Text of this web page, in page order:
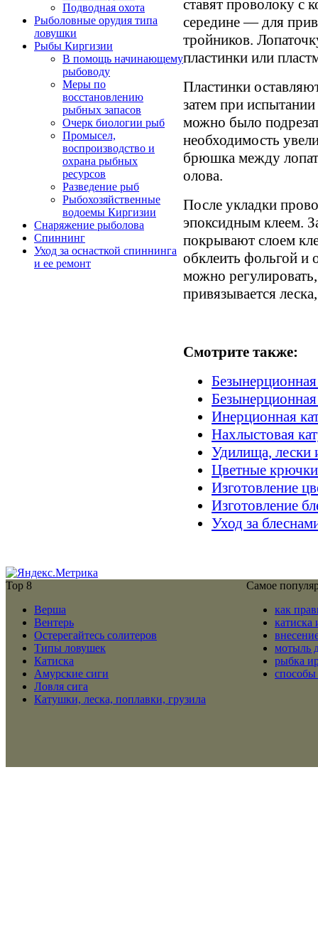
Подводная охота
Рыболовные орудия типа
ловушки
Рыбы Киргизии
В помощь начинающему
рыбоводу
Меры по
восстановлению
рыбных запасов
Очерк биологии рыб
Промысел,
воспроизводство и
охрана рыбных
ресурсов
Разведение рыб
Рыбохозяйственные
водоемы Киргизии
Снаряжение рыболова
Спиннинг
Уход за оснасткой спиннинга
и ее ремонт
ставят проволоку с
середине — для
тройников.
пластинки или
Пластинки
затем при
можно было
необходимость
брюшка между
олова.
После укладки
эпоксидным клеем.
покрывают слоем
обклеить фольгой и
можно
привязывается
Смотрите также:
Инерционная
Нахлыстовая
Удилища, лески
Цветные крючки
Изготовление
Изготовление
Уход за
Top 8
Верша
Вентерь
Остерегайтесь солитеров
Типы ловушек
Катиска
Амурские сиги
Ловля сига
Катушки, леска, поплавки, грузила
Самое
как
катиска
мотыль
рыбка